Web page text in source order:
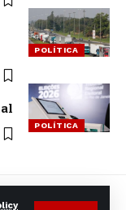
POLÍTICA
POLÍTICA